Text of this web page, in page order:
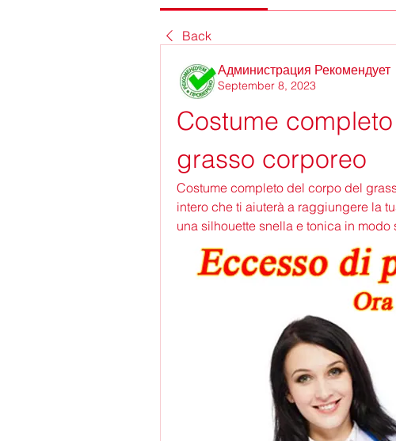
Back
Администрация Рекомендует
September 8, 2023
Costume
grasso corporeo
Costume completo del corpo del
intero che ti aiuterà a raggiungere la
una silhouette snella e tonica in